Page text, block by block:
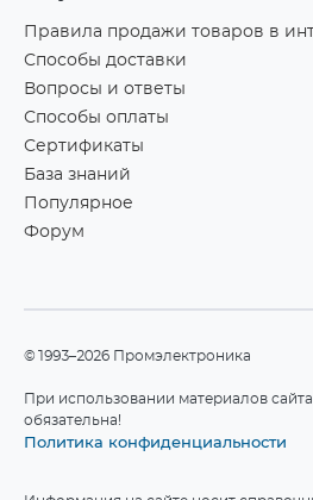
Правила продажи товаров в
Способы доставки
Вопросы и ответы
Способы оплаты
Сертификаты
База знаний
Популярное
Форум
©1993–2026 Промэлектроника
При использовании материалов
обязательна!
Политика конфиденциальности